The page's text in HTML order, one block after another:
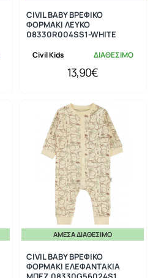
Civil Kids ΔΙΑΘΕΣΙΜΟ
CIVIL BABY ΒΡΕΦΙΚΟ
ΦΟΡΜΑΚΙ ΛΕΥΚΟ
08330R004SS1-WHITE
13,90€
ΆΜΕΣΑ ΔΙΑΘΈΣΙΜΟ
CIVIL BABY ΒΡΕΦΙΚΟ
ΦΟΡΜΑΚΙ ΕΛΕΦΑΝΤΑΚΙΑ